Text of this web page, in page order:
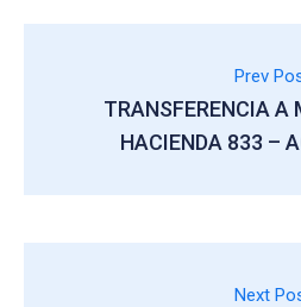
Prev
TRANSFERENCIA A
HACIENDA 833 –
Next